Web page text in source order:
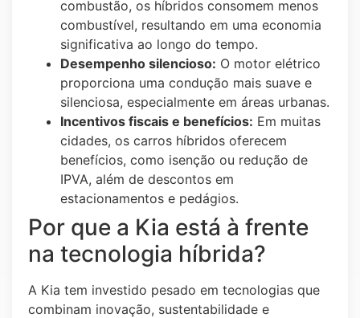
combustão, os híbridos consomem menos
combustível, resultando em uma economia
significativa ao longo do tempo.
Desempenho silencioso: O motor elétrico
proporciona uma condução mais suave e
silenciosa, especialmente em áreas urbanas.
Incentivos fiscais e benefícios: Em muitas
cidades, os carros híbridos oferecem
benefícios, como isenção ou redução de
IPVA, além de descontos em
estacionamentos e pedágios.
Por que a Kia está à frente
na tecnologia híbrida?
A Kia tem investido pesado em tecnologias que
combinam inovação, sustentabilidade e